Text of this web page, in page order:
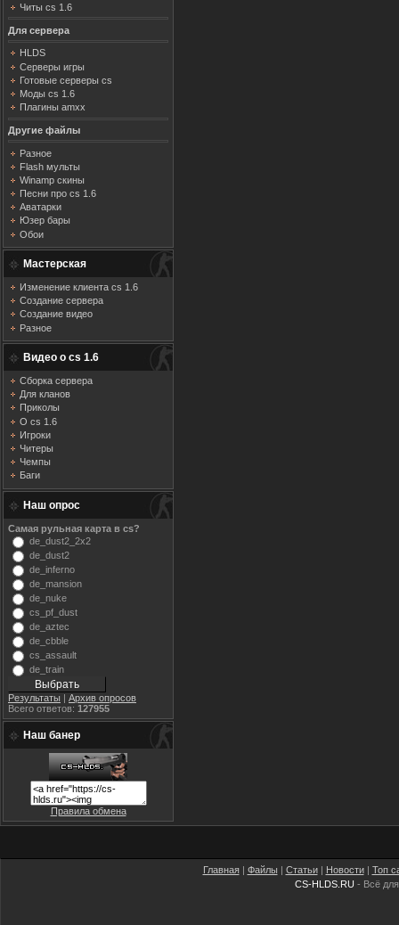
Читы cs 1.6
Для сервера
HLDS
Серверы игры
Готовые серверы cs
Моды cs 1.6
Плагины amxx
Другие файлы
Разное
Flash мульты
Winamp скины
Песни про cs 1.6
Аватарки
Юзер бары
Обои
Мастерская
Изменение клиента cs 1.6
Создание сервера
Создание видео
Разное
Видео о cs 1.6
Сборка сервера
Для кланов
Приколы
О cs 1.6
Игроки
Читеры
Чемпы
Баги
Наш опрос
Самая рульная карта в cs?
de_dust2_2x2
de_dust2
de_inferno
de_mansion
de_nuke
cs_pf_dust
de_aztec
de_cbble
cs_assault
de_train
Результаты | Архив опросов
Всего ответов: 127955
Наш банер
Правила обмена
Главная| Файлы | Статьи| Новости| Топ
CS-HLDS.RU - Всё